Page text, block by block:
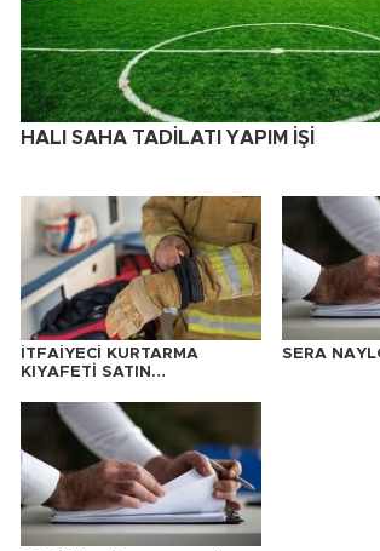
HALI SAHA TADİLATI YAPIM İŞİ
İTFAİYECİ KURTARMA
KIYAFETİ SATIN
SERA